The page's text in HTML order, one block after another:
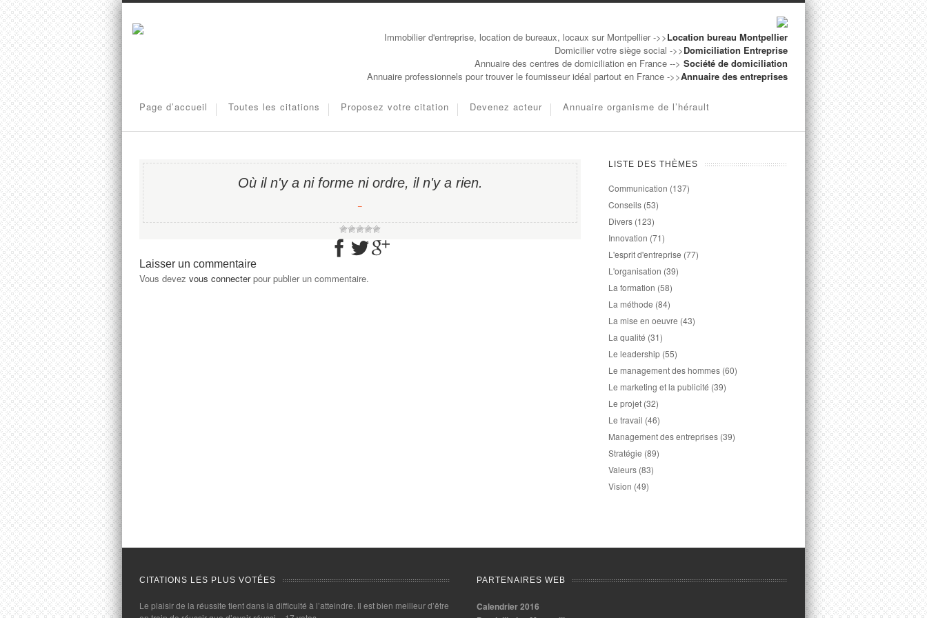
Immobilier d'entreprise, location de bureaux, locaux sur Montpellier ->>Location bureau Montpellier
Domicilier votre siège social ->>Domiciliation Entreprise
Annuaire des centres de domiciliation en France --> Société de domiciliation
Annuaire professionnels pour trouver le fournisseur idéal partout en France ->>Annuaire des entreprises
Page d’accueil Toutes les citations Proposez votre citation Devenez acteur Annuaire organisme de l’hérault
Où il n'y a ni forme ni ordre, il n'y a rien.
−
Laisser un commentaire
Vous devez vous connecterpour publier un commentaire.
LISTE DES THÈMES
Communication (137)
Conseils (53)
Divers (123)
Innovation (71)
L'esprit d'entreprise (77)
L'organisation (39)
La formation (58)
La méthode (84)
La mise en oeuvre (43)
La qualité (31)
Le leadership (55)
Le management des hommes (60)
Le marketing et la publicité (39)
Le projet (32)
Le travail (46)
Management des entreprises (39)
Stratégie (89)
Valeurs (83)
Vision (49)
CITATIONS LES PLUS VOTÉES
Le plaisir de la réussite tient dans la difficulté à l’atteindre. Il est bien meilleur d’être
PARTENAIRES WEB
Calendrier 2016